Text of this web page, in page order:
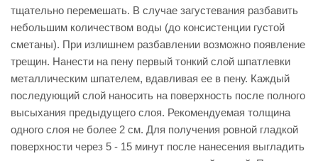
тщательно перемешать. В случае загустевания разбавить
небольшим количеством воды (до консистенции густой
сметаны). При излишнем разбавлении возможно появление
трещин. Нанести на пену первый тонкий слой шпатлевки
металлическим шпателем, вдавливая ее в пену. Каждый
последующий слой наносить на поверхность после полного
высыхания предыдущего слоя. Рекомендуемая толщина
одного слоя не более 2 см. Для получения ровной гладкой
поверхности через 5 - 15 минут после нанесения выгладить